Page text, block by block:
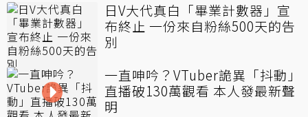
日V大代真白「畢業計數器」宣
布終止 一份來自粉絲500天的告
別
一直呻吟？VTuber詭異「抖動」
直播破130萬觀看 本人發最新聲
明